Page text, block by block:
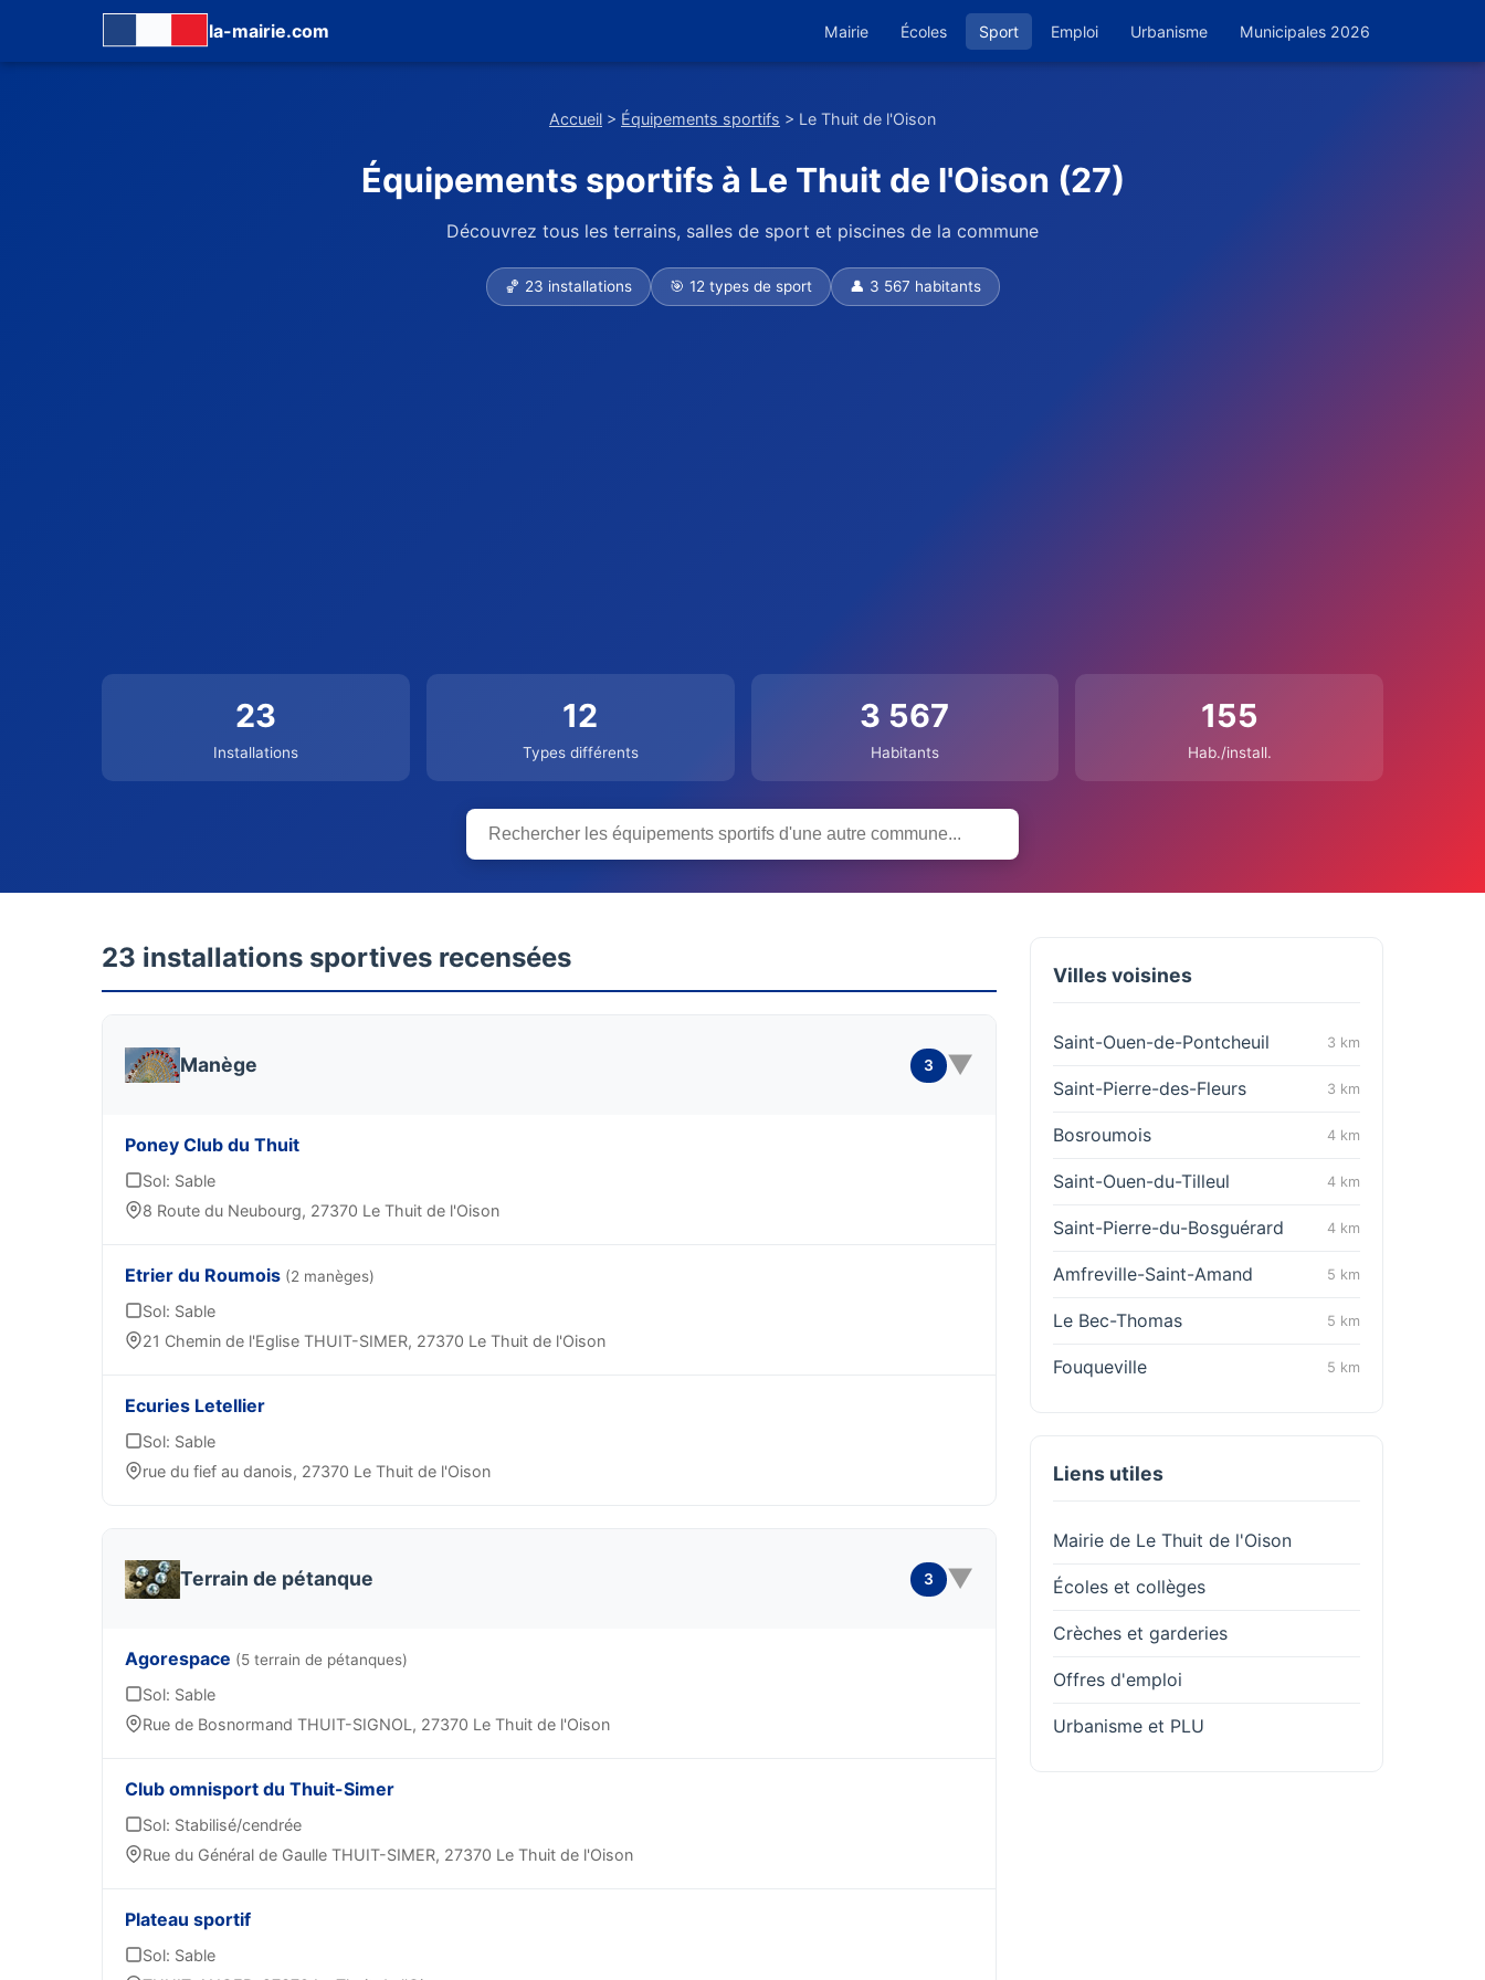
la-mairie.com Mairie Écoles Sport Emploi Urbanisme Municipales 2026
Accueil > Équipements sportifs > Le Thuit de l'Oison
Équipements sportifs à Le Thuit de l'Oison (27)
Découvrez tous les terrains, salles de sport et piscines de la commune
🏀 23 installations 🎯 12 types de sport 👤 3 567 habitants
23
Installations
12
Types différents
3 567
Habitants
155
Hab./install.
23 installations sportives recensées
Manège 3 ▼
Poney Club du Thuit
Sol: Sable
8 Route du Neubourg, 27370 Le Thuit de l'Oison
Etrier du Roumois (2 manèges)
Sol: Sable
21 Chemin de l'Eglise THUIT-SIMER, 27370 Le Thuit de l'Oison
Ecuries Letellier
Sol: Sable
rue du fief au danois, 27370 Le Thuit de l'Oison
Terrain de pétanque 3 ▼
Agorespace (5 terrain de pétanques)
Sol: Sable
Rue de Bosnormand THUIT-SIGNOL, 27370 Le Thuit de l'Oison
Club omnisport du Thuit-Simer
Sol: Stabilisé/cendrée
Rue du Général de Gaulle THUIT-SIMER, 27370 Le Thuit de l'Oison
Plateau sportif
Sol: Sable
Villes voisines
Saint-Ouen-de-Pontcheuil 3 km
Saint-Pierre-des-Fleurs 3 km
Bosroumois 4 km
Saint-Ouen-du-Tilleul 4 km
Saint-Pierre-du-Bosguérard 4 km
Amfreville-Saint-Amand 5 km
Le Bec-Thomas 5 km
Fouqueville 5 km
Liens utiles
Mairie de Le Thuit de l'Oison
Écoles et collèges
Crèches et garderies
Offres d'emploi
Urbanisme et PLU